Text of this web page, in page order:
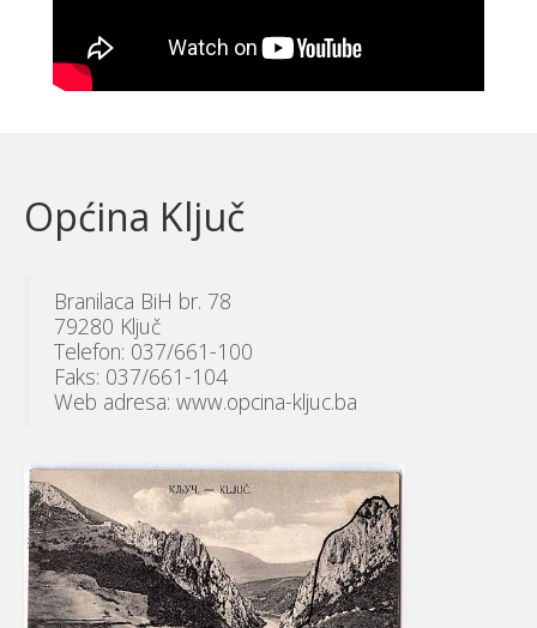
Općina Ključ
Branilaca BiH br. 78
79280 Ključ
Telefon: 037/661-100
Faks: 037/661-104
Web adresa: www.opcina-kljuc.ba